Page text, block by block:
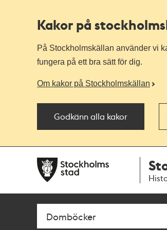
Kakor på
På Stockholmskällan använder vi
fungera på ett bra sätt för dig.
Om kakor på Stockholmskällan
Godkänn alla kakor
navigationen
huvudinnehållet
Sök